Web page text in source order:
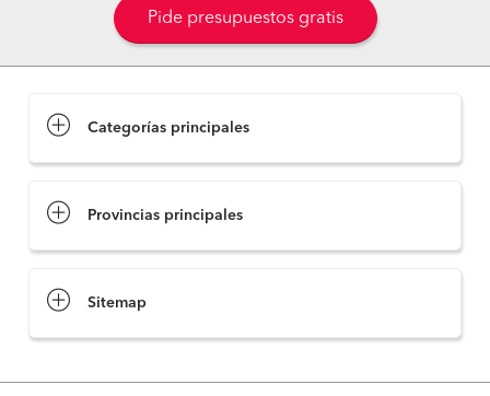
Pide presupuestos gratis
Categorías principales
Provincias principales
Sitemap